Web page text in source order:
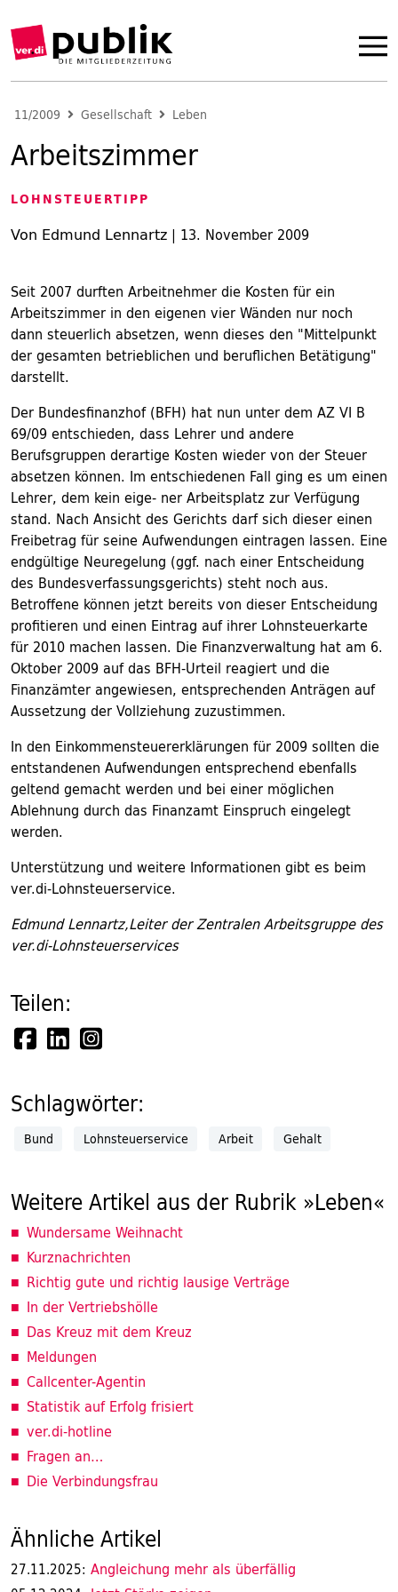
11/2009 Gesellschaft Leben
Arbeitszimmer
LOHNSTEUERTIPP
Von Edmund Lennartz | 13. November 2009
Seit 2007 durften Arbeitnehmer die Kosten für ein
Arbeitszimmer in den eigenen vier Wänden nur noch
dann steuerlich absetzen, wenn dieses den "Mittelpunkt
der gesamten betrieblichen und beruflichen Betätigung"
darstellt.
Der Bundesfinanzhof (BFH) hat nun unter dem AZ VI B
69/09 entschieden, dass Lehrer und andere
Berufsgruppen derartige Kosten wieder von der Steuer
absetzen können. Im entschiedenen Fall ging es um einen
Lehrer, dem kein eige- ner Arbeitsplatz zur Verfügung
stand. Nach Ansicht des Gerichts darf sich dieser einen
Freibetrag für seine Aufwendungen eintragen lassen. Eine
endgültige Neuregelung (ggf. nach einer Entscheidung
des Bundesverfassungsgerichts) steht noch aus.
Betroffene können jetzt bereits von dieser Entscheidung
profitieren und einen Eintrag auf ihrer Lohnsteuerkarte
für 2010 machen lassen. Die Finanzverwaltung hat am 6.
Oktober 2009 auf das BFH-Urteil reagiert und die
Finanzämter angewiesen, entsprechenden Anträgen auf
Aussetzung der Vollziehung zuzustimmen.
In den Einkommensteuererklärungen für 2009 sollten die
entstandenen Aufwendungen entsprechend ebenfalls
geltend gemacht werden und bei einer möglichen
Ablehnung durch das Finanzamt Einspruch eingelegt
werden.
Unterstützung und weitere Informationen gibt es beim
ver.di-Lohnsteuerservice.
Edmund Lennartz,Leiter der Zentralen Arbeitsgruppe des
ver.di-Lohnsteuerservices
Teilen:
Schlagwörter:
Bund Lohnsteuerservice Arbeit Gehalt
Weitere Artikel aus der Rubrik »Leben«
Wundersame Weihnacht
Kurznachrichten
Richtig gute und richtig lausige Verträge
In der Vertriebshölle
Das Kreuz mit dem Kreuz
Meldungen
Callcenter-Agentin
Statistik auf Erfolg frisiert
ver.di-hotline
Fragen an…
Die Verbindungsfrau
Ähnliche Artikel
27.11.2025: Angleichung mehr als überfällig